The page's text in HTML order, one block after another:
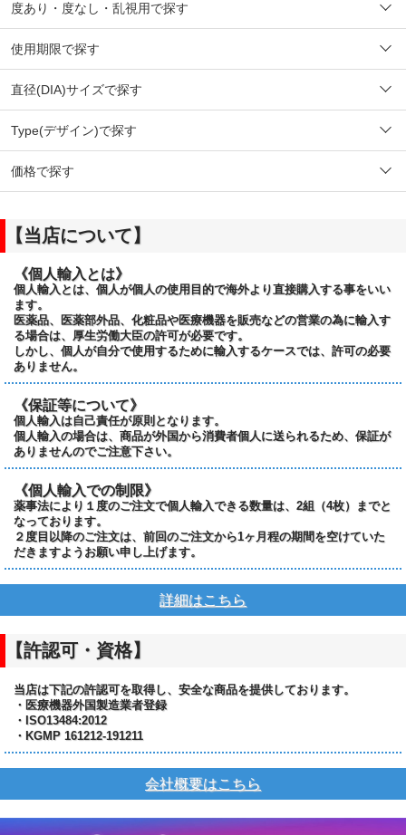
度あり・度なし・乱視用で探す
使用期限で探す
直径(DIA)サイズで探す
Type(デザイン)で探す
価格で探す
【当店について】
《個人輸入とは》
個人輸入とは、個人が個人の使用目的で海外より直接購入する事をいい
ます。
医薬品、医薬部外品、化粧品や医療機器を販売などの営業の為に輸入す
る場合は、厚生労働大臣の許可が必要です。
しかし、個人が自分で使用するために輸入するケースでは、許可の必要
ありません。
《保証等について》
個人輸入は自己責任が原則となります。
個人輸入の場合は、商品が外国から消費者個人に送られるため、保証が
ありませんのでご注意下さい。
《個人輸入での制限》
薬事法により１度のご注文で個人輸入できる数量は、2組（4枚）までと
なっております。
２度目以降のご注文は、前回のご注文から1ヶ月程の期間を空けていた
だきますようお願い申し上げます。
詳細はこちら
【許認可・資格】
当店は下記の許認可を取得し、安全な商品を提供しております。
・医療機器外国製造業者登録
・ISO13484:2012
・KGMP 161212-191211
会社概要はこちら